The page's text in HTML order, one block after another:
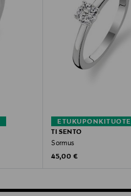
ETUKUPONKITUOTE
TI SENTO
Sormus
Original Price
45,00 €